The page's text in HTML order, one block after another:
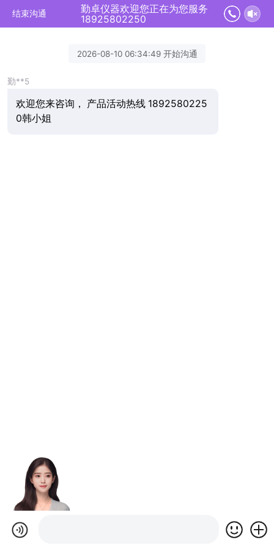
结束沟通
勤卓仪器欢迎您正在为您服务
18925802250
2026-08-10 06:34:49 开始沟通
勤**5
欢迎您来咨询， 产品活动热线 1892580225
0韩小姐